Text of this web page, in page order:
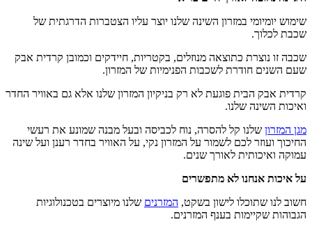
שימוש יומיומי במזרון השינה שלנו יוצר עליו הצטברות הדרגתית של
שכבת לכלוך.
שכבה זו נוצרת כתוצאה מנוזלים, בקטריות, חיידקים וכמובן קרדית אבק
שעם השנים חודרת לשכבות הפנימיות של המזרון.
קרדית אבק הבית פוגעת לא רק בניקיון המזרון שלנו אלא גם באוויר החדר
ואיכות השינה שלנו.
מגן המזרון שלנו קל להסרה, נוח לכביסה ובעל מבנה שמונע את רעשי
החיכוך ועוזר לכם לשמור על המזרון נקי, על האוויר בחדר רענן ועל שינה
עמוקה ואיכותית לאורך שנים.
על איכות אנחנו לא מתפשרים
חשוב לנו שתוכלו לישון בשקט, המזרנים שלנו מיוצרים בטכנולוגיות
הגבוהות שקיימות בענף המזרנים.